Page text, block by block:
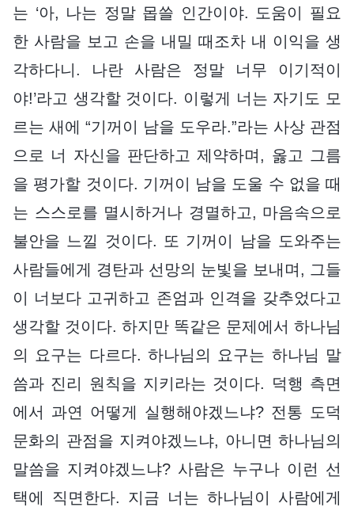
는 ‘아, 나는 정말 몹쓸 인간이야. 도움이 필요
한 사람을 보고 손을 내밀 때조차 내 이익을 생
각하다니. 나란 사람은 정말 너무 이기적이
야!’라고 생각할 것이다. 이렇게 너는 자기도 모
르는 새에 “기꺼이 남을 도우라.”라는 사상 관점
으로 너 자신을 판단하고 제약하며, 옳고 그름
을 평가할 것이다. 기꺼이 남을 도울 수 없을 때
는 스스로를 멸시하거나 경멸하고, 마음속으로
불안을 느낄 것이다. 또 기꺼이 남을 도와주는
사람들에게 경탄과 선망의 눈빛을 보내며, 그들
이 너보다 고귀하고 존엄과 인격을 갖추었다고
생각할 것이다. 하지만 똑같은 문제에서 하나님
의 요구는 다르다. 하나님의 요구는 하나님 말
씀과 진리 원칙을 지키라는 것이다. 덕행 측면
에서 과연 어떻게 실행해야겠느냐? 전통 도덕
문화의 관점을 지켜야겠느냐, 아니면 하나님의
말씀을 지켜야겠느냐? 사람은 누구나 이런 선
택에 직면한다. 지금 너는 하나님이 사람에게